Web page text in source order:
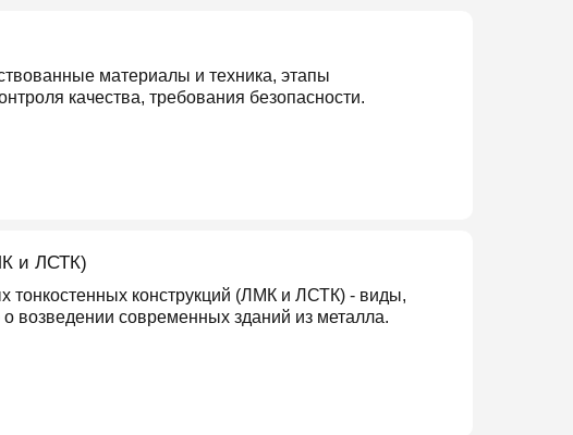
материалы и техника, этапы
качества, требования безопасности.
и ЛСТК)
тонкостенных конструкций (ЛМК и ЛСТК) - виды,
возведении современных зданий из металла.